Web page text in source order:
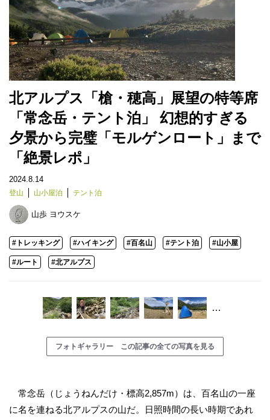
北アルプス「槍・穂高」展望の特等席
「常念岳・テント泊」 幻想的すぎる
夕景から完璧「モルゲンロート」まで
「絶景レポ」
2024.8.14
登山 山小屋泊 テント泊
山歩 ヨウスケ
#トレッキング #ハイキング #百名山 #テント泊 #山小屋
#ルート #北アルプス
…
フォトギャラリー この記事の全ての写真を見る
常念岳（じょうねんだけ・標高2,857m）は、百名山の一座
に名を連ねる北アルプスの山だ。日照時間の長い時期であれ